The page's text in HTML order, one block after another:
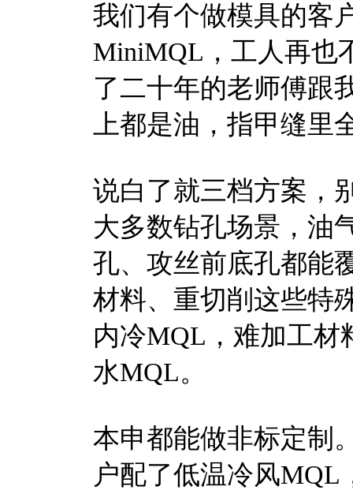
我们有个做模具的客
MiniMQL，工人再也
了二十年的老师傅跟
上都是油，指甲缝里
说白了就三档方案，
大多数钻孔场景，油
孔、攻丝前底孔都能
材料、重切削这些特
内冷MQL，难加工材
水MQL。
本申都能做非标定制
户配了低温冷风MQL